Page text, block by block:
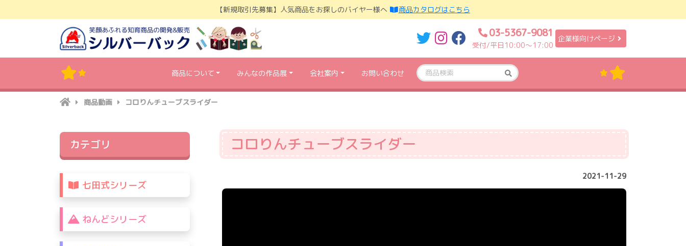
【新規取引先募集】人気商品をお探しのバイヤー様へ 商品カタログはこちら
03-5367-9081
受付/平日10:00〜17:00
企業様向けページ
商品について みんなの作品展 会社案内 お問い合わせ
商品動画 コロりんチューブスライダー
コロりんチューブスライダー
2021-11-29
カテゴリ
七田式シリーズ
ねんどシリーズ